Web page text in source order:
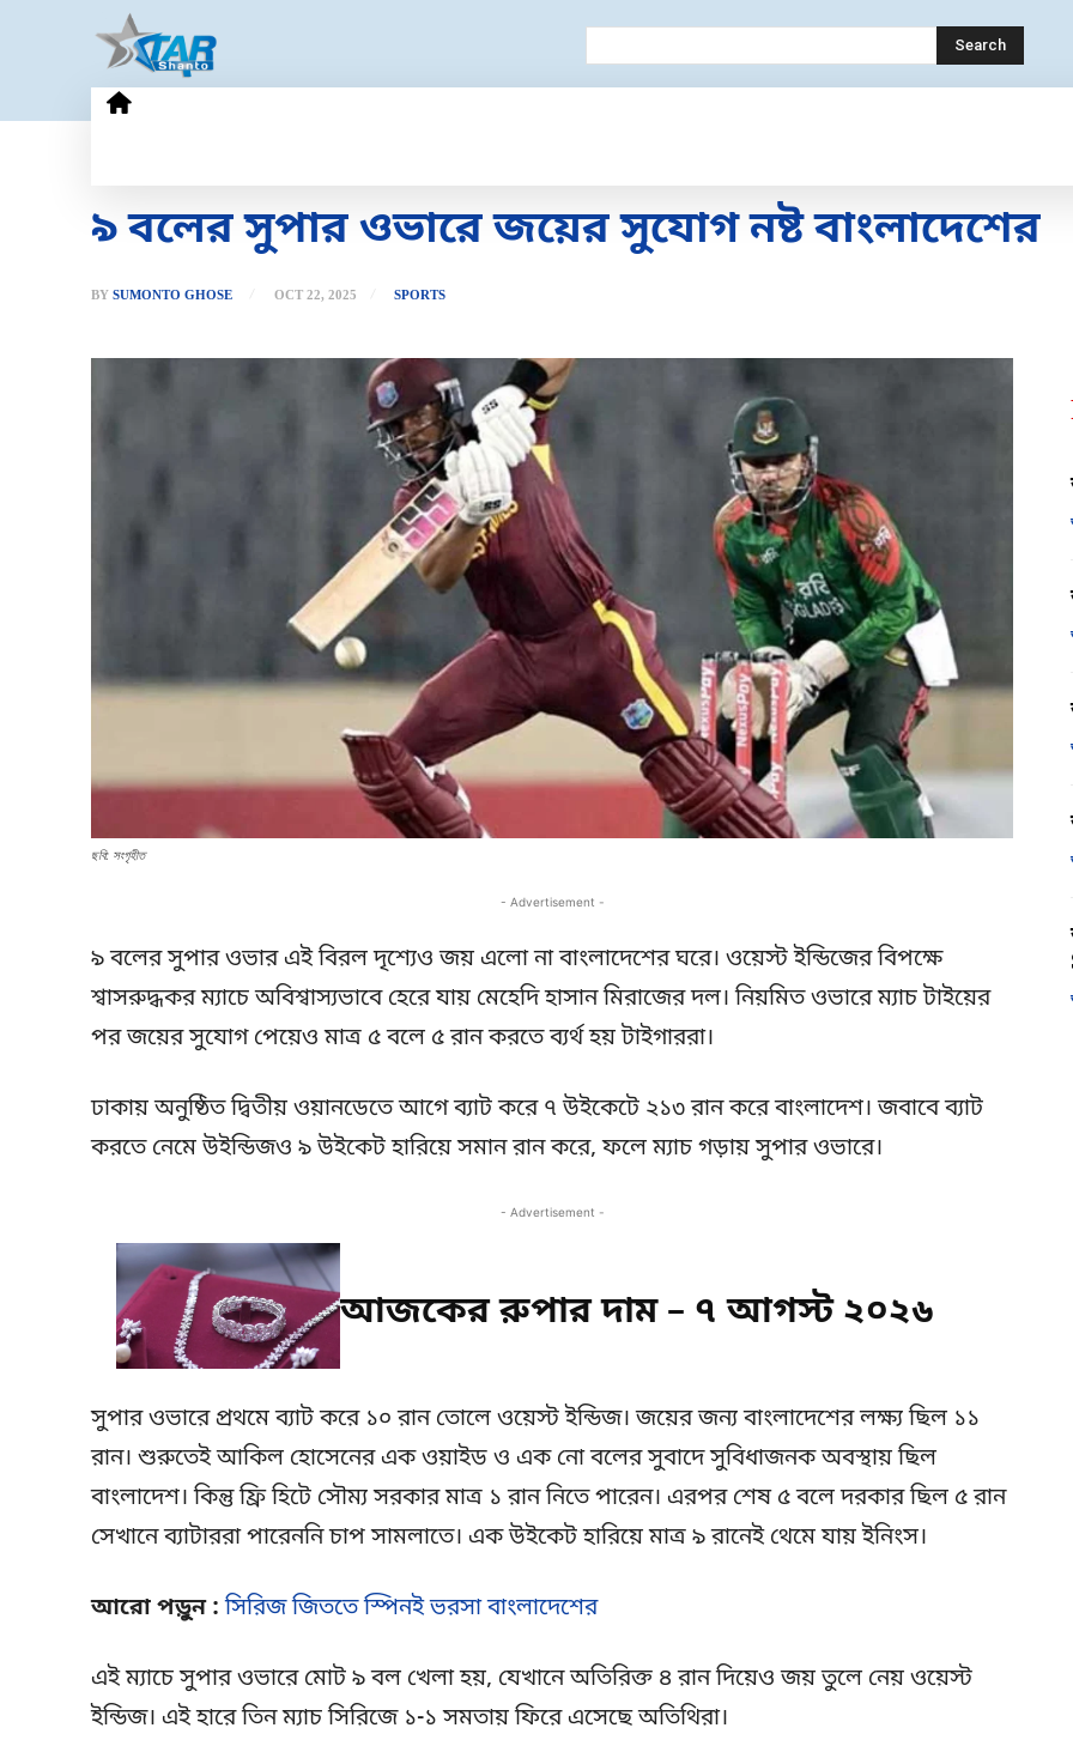
Search
৯ বলের সুপার ওভারে জয়ের সুযোগ নষ্ট বাংলাদেশের
BY SUMONTO GHOSE OCT 22, 2025 SPORTS
ছবি: সংগৃহীত
- Advertisement -
৯ বলের সুপার ওভার এই বিরল দৃশ্যেও জয় এলো না বাংলাদেশের ঘরে। ওয়েস্ট ইন্ডিজের বিপক্ষে
শ্বাসরুদ্ধকর ম্যাচে অবিশ্বাস্যভাবে হেরে যায় মেহেদি হাসান মিরাজের দল। নিয়মিত ওভারে ম্যাচ টাইয়ের
পর জয়ের সুযোগ পেয়েও মাত্র ৫ বলে ৫ রান করতে ব্যর্থ হয় টাইগাররা।
ঢাকায় অনুষ্ঠিত দ্বিতীয় ওয়ানডেতে আগে ব্যাট করে ৭ উইকেটে ২১৩ রান করে বাংলাদেশ। জবাবে ব্যাট
করতে নেমে উইন্ডিজও ৯ উইকেট হারিয়ে সমান রান করে, ফলে ম্যাচ গড়ায় সুপার ওভারে।
- Advertisement -
আজকের রুপার দাম – ৭ আগস্ট ২০২৬
সুপার ওভারে প্রথমে ব্যাট করে ১০ রান তোলে ওয়েস্ট ইন্ডিজ। জয়ের জন্য বাংলাদেশের লক্ষ্য ছিল ১১
রান। শুরুতেই আকিল হোসেনের এক ওয়াইড ও এক নো বলের সুবাদে সুবিধাজনক অবস্থায় ছিল
বাংলাদেশ। কিন্তু ফ্রি হিটে সৌম্য সরকার মাত্র ১ রান নিতে পারেন। এরপর শেষ ৫ বলে দরকার ছিল ৫ রান
সেখানে ব্যাটাররা পারেননি চাপ সামলাতে। এক উইকেট হারিয়ে মাত্র ৯ রানেই থেমে যায় ইনিংস।
আরো পড়ুৃন : সিরিজ জিততে স্পিনই ভরসা বাংলাদেশের
এই ম্যাচে সুপার ওভারে মোট ৯ বল খেলা হয়, যেখানে অতিরিক্ত ৪ রান দিয়েও জয় তুলে নেয় ওয়েস্ট
ইন্ডিজ। এই হারে তিন ম্যাচ সিরিজে ১-১ সমতায় ফিরে এসেছে অতিথিরা।